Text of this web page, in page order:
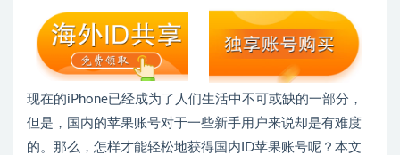
现在的iPhone已经成为了人们生活中不可或缺的一部分，
但是，国内的苹果账号对于一些新手用户来说却是有难度
的。那么，怎样才能轻松地获得国内ID苹果账号呢？本文